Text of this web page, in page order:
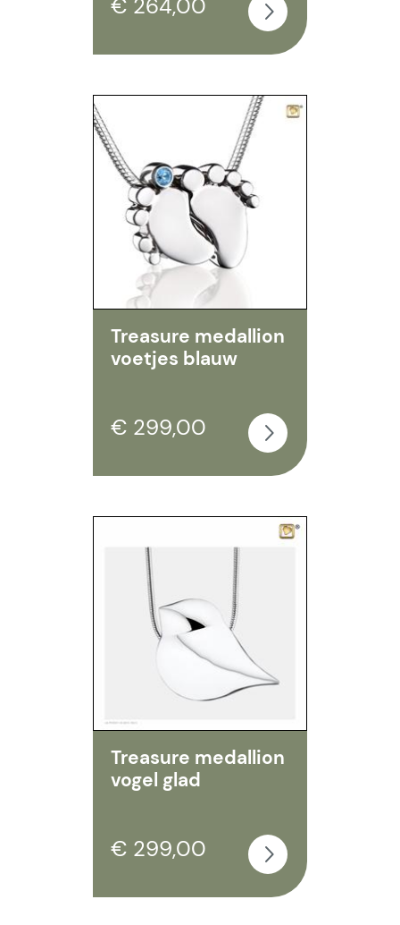
€ 264,00
Treasure medallion
voetjes blauw
€ 299,00
Treasure medallion
vogel glad
€ 299,00